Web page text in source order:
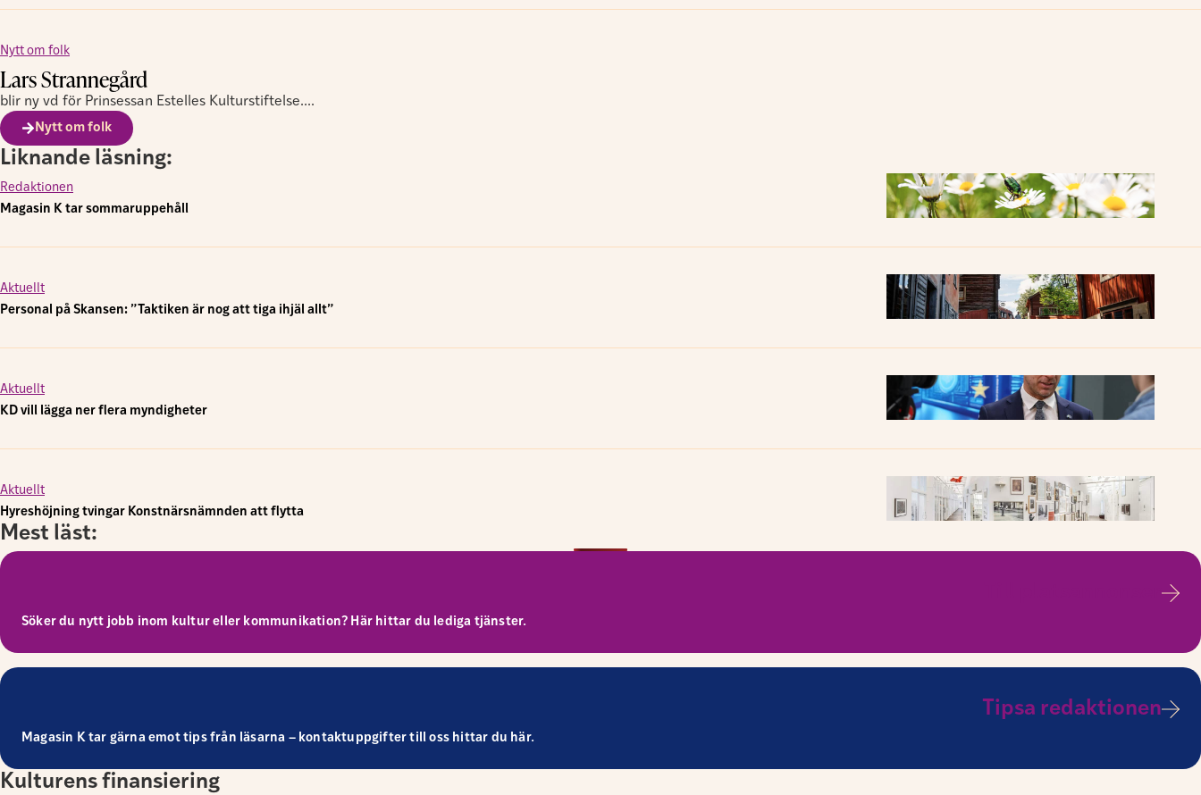
Nytt om folk
Lars Strannegård
blir ny vd för Prinsessan Estelles Kulturstiftelse....
Nytt om folk
Liknande läsning:
Redaktionen
Magasin K tar sommaruppehåll
Aktuellt
Personal på Skansen: ”Taktiken är nog att tiga ihjäl allt”
Aktuellt
KD vill lägga ner flera myndigheter
Aktuellt
Hyreshöjning tvingar Konstnärsnämnden att flytta
Mest läst:
Söker du nytt jobb inom kultur eller kommunikation? Här hittar du lediga tjänster.
Tipsa redaktionen
Magasin K tar gärna emot tips från läsarna – kontaktuppgifter till oss hittar du här.
Kulturens finansiering